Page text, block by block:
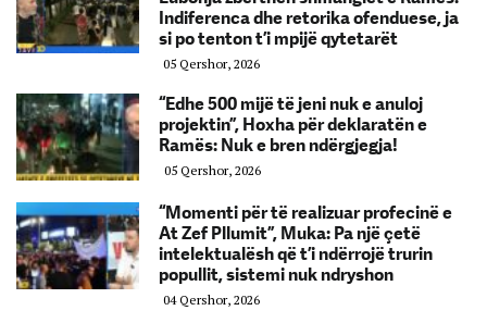
Indiferenca dhe retorika ofenduese, ja
si po tenton t’i mpijë qytetarët
05 Qershor, 2026
“Edhe 500 mijë të jeni nuk e anuloj
projektin”, Hoxha për deklaratën e
Ramës: Nuk e bren ndërgjegja!
05 Qershor, 2026
“Momenti për të realizuar profecinë e
At Zef Pllumit”, Muka: Pa një çetë
intelektualësh që t’i ndërrojë trurin
popullit, sistemi nuk ndryshon
04 Qershor, 2026